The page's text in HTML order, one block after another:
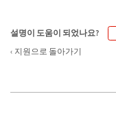
설명이 도움이 되었나요?
지원으로 돌아가기